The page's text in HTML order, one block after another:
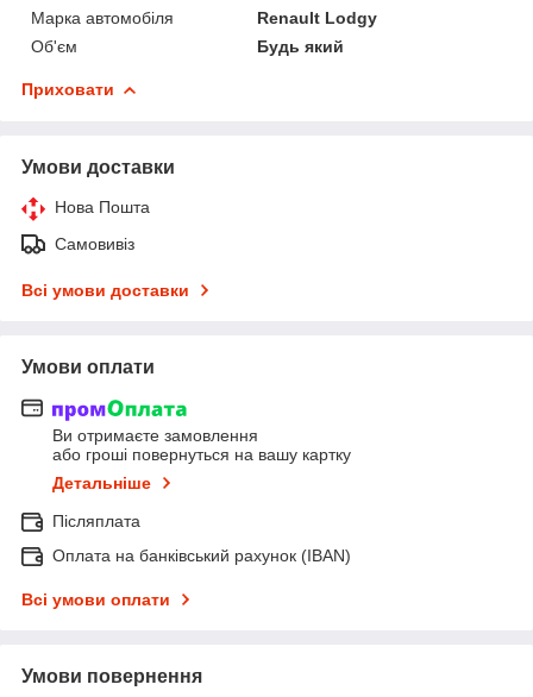
Марка автомобіля
Renault Lodgy
Об'єм
Будь який
Приховати
Умови доставки
Нова Пошта
Самовивіз
Всі умови доставки
Умови оплати
Ви отримаєте замовлення
або гроші повернуться на вашу картку
Детальніше
Післяплата
Оплата на банківський рахунок (IBAN)
Всі умови оплати
Умови повернення